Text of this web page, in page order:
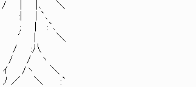
/ / | |､ ＼
:| | `､
| :`､
! ′ | ＼
/ :八
/ / / ヽ
/ヽ ＼
ﾉ ／ ＼ :`